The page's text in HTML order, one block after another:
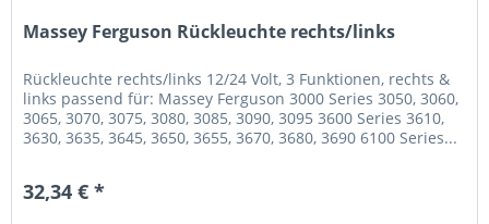
Massey Ferguson Rückleuchte rechts/links
Rückleuchte rechts/links 12/24 Volt, 3 Funktionen, rechts &
links passend für: Massey Ferguson 3000 Series 3050, 3060,
3065, 3070, 3075, 3080, 3085, 3090, 3095 3600 Series 3610,
3630, 3635, 3645, 3650, 3655, 3670, 3680, 3690 6100 Series...
32,34 € *